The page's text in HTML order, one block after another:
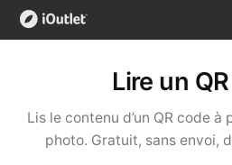
Lire un
Lis le contenu d’un QR code à
photo. Gratuit, sans envoi,